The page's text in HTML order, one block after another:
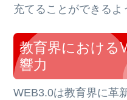
充てることができるよ
教育界における
響力
WEB3.0は教育界に革